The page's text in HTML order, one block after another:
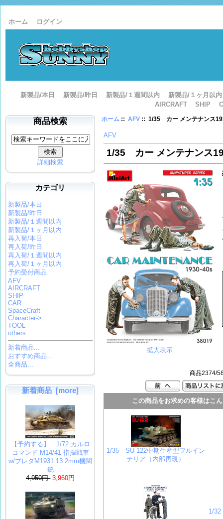
ホーム ログイン
新製品/本日 新製品/昨日 新製品/１週間以内
新製品/１ヶ月以内
AIRCRAFT
SHIP
商品検索
詳細検索
カテゴリ
新製品/本日
新製品/昨日
新製品/１週間以内
新製品/１ヶ月以内
再入荷/本日
再入荷/昨日
再入荷/１週間以内
再入荷/１ヶ月以内
予約受付商品
AFV
AIRCRAFT
SHIP
CAR
SpaceCraft
Character->
TOOL
others
新着商品...
おすすめ商品...
全商品...
新着商品 [more]
【予約する】 1/72 カルロ
コマンド M14/41 指揮戦車
w/ブレダM1931 13.2mm機関
銃
4,950円 3,960円
ホーム ::AFV :: 1/35 カー メンテナンス
AFV
1/35 カー メンテナンス
拡大表示
商品2374/
この商品をお求めの客様はこ
1/35 SU-122中期生産型フルイン
テリア（内部再現）
1/32